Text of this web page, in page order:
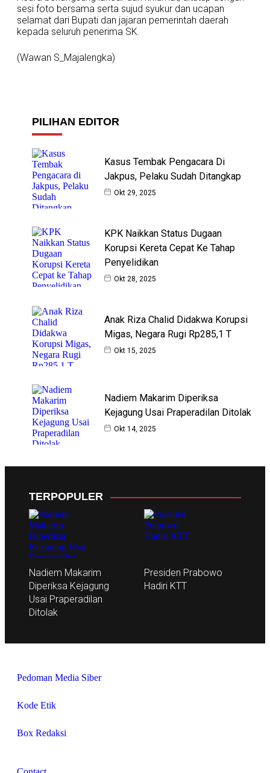
sesi foto bersama serta sujud syukur dan ucapan
selamat dari Bupati dan jajaran pemerintah daerah
kepada seluruh penerima SK.
(Wawan S_Majalengka)
PILIHAN EDITOR
Kasus Tembak Pengacara Di
Jakpus, Pelaku Sudah Ditangkap
Okt 29, 2025
KPK Naikkan Status Dugaan
Korupsi Kereta Cepat Ke Tahap
Penyelidikan
Okt 28, 2025
Anak Riza Chalid Didakwa Korupsi
Migas, Negara Rugi Rp285,1 T
Okt 15, 2025
Nadiem Makarim Diperiksa
Kejagung Usai Praperadilan Ditolak
Okt 14, 2025
TERPOPULER
Nadiem Makarim
Diperiksa Kejagung
Usai Praperadilan
Ditolak
Presiden Prabowo
Hadiri KTT
Pedoman Media Siber
Kode Etik
Box Redaksi